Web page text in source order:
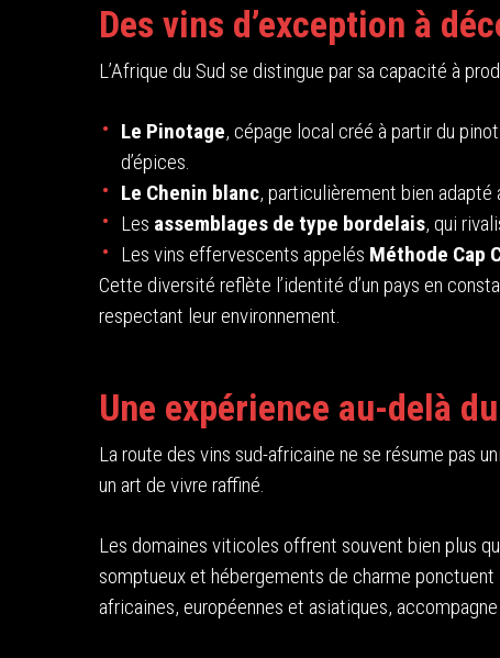
Des vins d’exception à
L’Afrique du Sud se distingue par sa capacité à
Le Pinotage, cépage local créé à partir du
d’épices.
Le Chenin blanc, particulièrement bien
Les assemblages de type bordelais, qui
Les vins effervescents appelés Méthode Cap
Cette diversité reflète l’identité d’un pays en
respectant leur environnement.
Une expérience au-delà
La route des vins sud-africaine ne se résume pas
un art de vivre raffiné.
Les domaines viticoles offrent souvent bien plus
somptueux et hébergements de charme
africaines, européennes et asiatiques,